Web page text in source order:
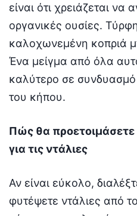
είναι ότι χρειάζεται να
οργανικές ουσίες.
καλοχωνεμένη κοπριά
Ένα μείγμα από όλα
καλύτερο σε
του κήπου.
Πώς θα
για τις ντάλιες
Αν είναι εύκολο,
φυτέψετε ντάλιες από